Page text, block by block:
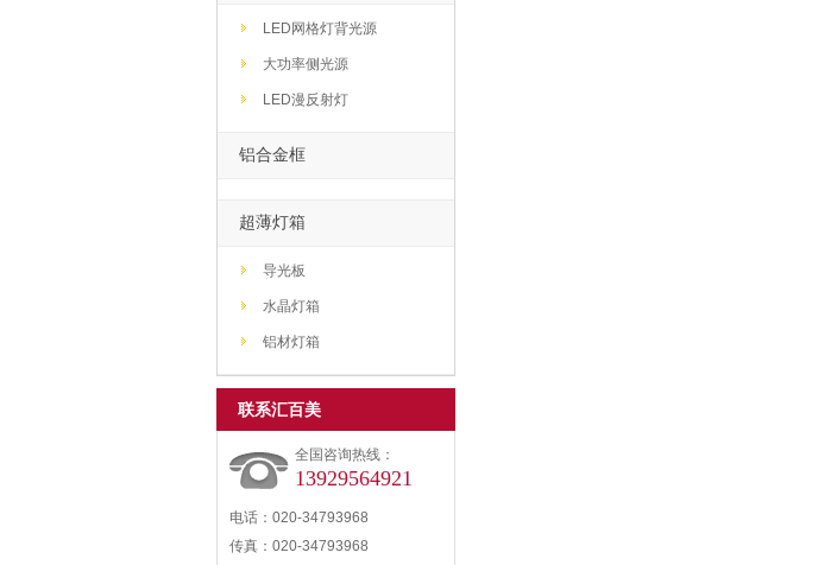
LED网格灯背光源
大功率侧光源
LED漫反射灯
铝合金框
超薄灯箱
导光板
水晶灯箱
铝材灯箱
联系汇百美
全国咨询热线：
13929564921
电话：020-34793968
传真：020-34793968